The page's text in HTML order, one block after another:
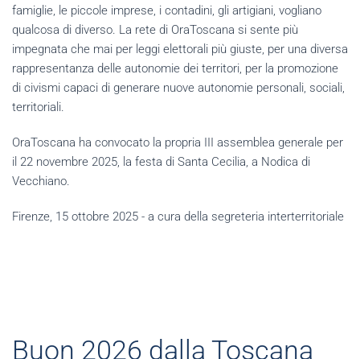
famiglie, le piccole imprese, i contadini, gli artigiani, vogliano
qualcosa di diverso. La rete di OraToscana si sente più
impegnata che mai per leggi elettorali più giuste, per una diversa
rappresentanza delle autonomie dei territori, per la promozione
di civismi capaci di generare nuove autonomie personali, sociali,
territoriali.
OraToscana ha convocato la propria III assemblea generale per
il 22 novembre 2025, la festa di Santa Cecilia, a Nodica di
Vecchiano.
Firenze, 15 ottobre 2025 - a cura della segreteria interterritoriale
Buon 2026 dalla Toscana